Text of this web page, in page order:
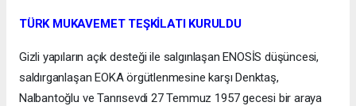
TÜRK MUKAVEMET TEŞKİLATI KURULDU
Gizli yapıların açık desteği ile salgınlaşan ENOSİS düşüncesi,
saldırganlaşan EOKA örgütlenmesine karşı Denktaş,
Nalbantoğlu ve Tanrısevdi 27 Temmuz 1957 gecesi bir araya